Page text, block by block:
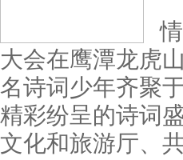
大会在鹰潭龙虎
名诗词少年齐聚
精彩纷呈的诗词
文化和旅游厅、